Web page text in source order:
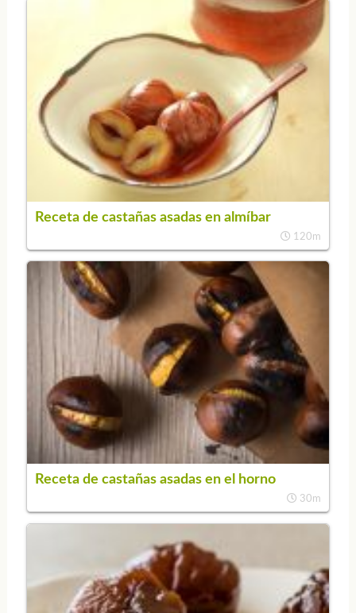
Receta de castañas asadas en almíbar
120m
Receta de castañas asadas en el horno
30m